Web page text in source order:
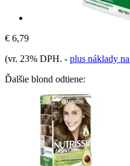
€ 6,79
(vr. 23% DPH. - plus náklady
Ďalšie blond odtiene: